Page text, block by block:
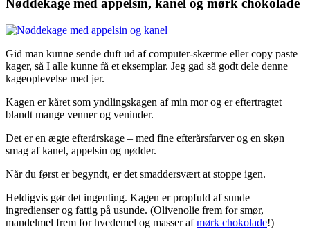
Nøddekage med appelsin, kanel og mørk chokolade
Gid man kunne sende duft ud af computer-skærme eller copy paste
kager, så I alle kunne få et eksemplar. Jeg gad så godt dele denne
kageoplevelse med jer.
Kagen er kåret som yndlingskagen af min mor og er eftertragtet
blandt mange venner og veninder.
Det er en ægte efterårskage – med fine efterårsfarver og en skøn
smag af kanel, appelsin og nødder.
Når du først er begyndt, er det smaddersvært at stoppe igen.
Heldigvis gør det ingenting. Kagen er propfuld af sunde
ingredienser og fattig på usunde. (Olivenolie frem for smør,
mandelmel frem for hvedemel og masser afmørk chokolade!)